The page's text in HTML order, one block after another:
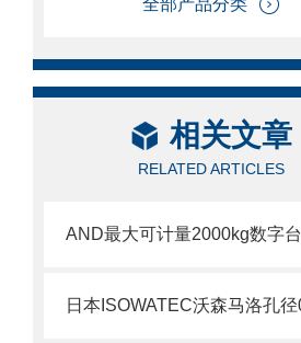
全部产品分类
相关文章
RELATED ARTICLES
AND最大可计量2000kg数字台